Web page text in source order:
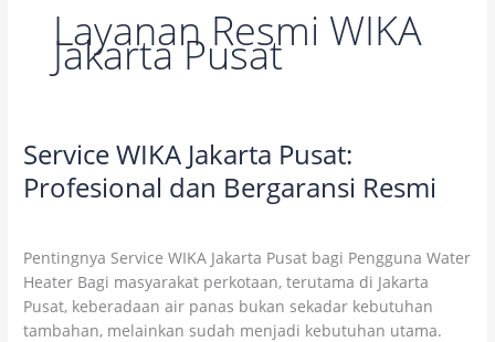
Layanan Resmi WIKA
Jakarta Pusat
Service WIKA Jakarta Pusat:
Profesional dan Bergaransi Resmi
Pentingnya Service WIKA Jakarta Pusat bagi Pengguna Water
Heater Bagi masyarakat perkotaan, terutama di Jakarta
Pusat, keberadaan air panas bukan sekadar kebutuhan
tambahan, melainkan sudah menjadi kebutuhan utama.
Service
Jakarta
dan
Bergaransi
Resmi